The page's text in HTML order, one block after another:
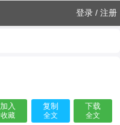
登录 / 注册
加入
收藏
复制
全文
下载
全文